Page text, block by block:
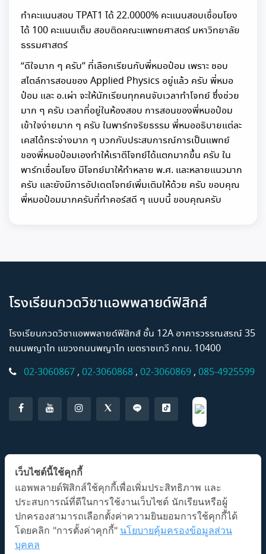
ทำคะแนนสอบ TPAT1 ได้ 22.0000% คะแนนสอบเชื่อมโยง
ได้ 100 คะแนนเต็ม สอบติดคณะแพทยศาสตร์ มหาวิทยาลัย
ธรรมศาสตร์
“ดีใจมาก ๆ ครับ” ที่เลือกเรียนกับพี่หมอป๋อม เพราะ ชอบ
สไตล์การสอนของ Applied Physics อยู่แล้ว ครับ พี่หมอ
ป๋อม และ อ.เผ่า จะให้นักเรียนทุกคนจับเวลาทำโจทย์ ซึ่งช่วย
มาก ๆ ครับ เวลาที่อยู่ในห้องสอบ การสอนของพี่หมอป๋อม
เข้าใจง่ายมาก ๆ ครับ ในพาร์ทจริยธรรม พี่หมออธิบายแต่ละ
เคสได้กระจ่างมาก ๆ บวกกับประสบการณ์การเป็นแพทย์
ของพี่หมอป๋อมเองทำให้เราตีโจทย์ได้แตกมากขึ้น ครับ ใน
พาร์ทเชื่อมโยง มีโจทย์มาให้ทำหลาย พ.ศ. และหลายแนวมาก
ครับ และยังมีการอัปเดตโจทย์เพิ่มเติมให้ด้วย ครับ ขอบคุณ
พี่หมอป๋อมมากครับที่ทำคอร์สดี ๆ แบบนี้ ขอบคุณครับ
โรงเรียนกวดวิชาแอพพลายด์ฟิสิกส์
โรงเรียนกวดวิชาแอพพลายด์ฟิสิกส์ ชั้น 12A อาคารวรรณสรณ์ 35
ถนนพญาไท แขวงถนนพญาไท เขตราชเทวี กทม. 10400
02-3060867 , 02-3060868 , 02-3060869 , 085-4925599
แอปพลิเคชั่น AP Classroom
เว็บไซต์นี้ใช้คุกกี้
แอพพลายด์ฟิสิกส์ใช้คุกกี้เพื่อเพิ่มประสิทธิภาพ และ
ประสบการณ์ที่ดีในการใช้งานเว็บไซต์ นักเรียนหรือผู้
ปกครองสามารถเลือกตั้งค่าความยินยอมการใช้คุกกี้ได้
โดยคลิก "การตั้งค่าคุกกี้" นโยบายคุ้มครองข้อมูลส่วน
บุคคล